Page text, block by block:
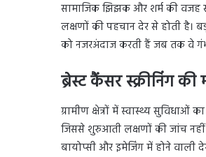
सामाजिक झिझक और शर्म की वजह
लक्षणों की पहचान देर से होती है।
को नजरअंदाज करती हैं जब तक वे
ब्रेस्ट कैंसर स्क्रीनिंग
ग्रामीण क्षेत्रों में स्वास्थ्य सुविधाओं
जिससे शुरुआती लक्षणों की जांच नहीं
बायोप्सी और इमेजिंग में होने वाली